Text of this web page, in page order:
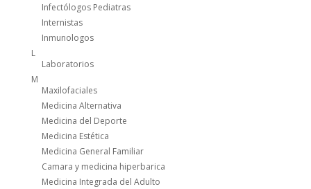
Infectólogos Pediatras
Internistas
Inmunologos
L
Laboratorios
M
Maxilofaciales
Medicina Alternativa
Medicina del Deporte
Medicina Estética
Medicina General Familiar
Camara y medicina hiperbarica
Medicina Integrada del Adulto